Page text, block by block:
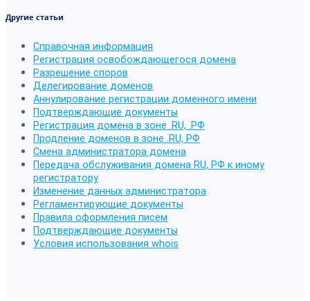
Другие статьи
Справочная информация
Регистрация освобождающегося домена
Разрешение споров
Делегирование доменов
Аннулирование регистрации доменного имени
Подтверждающие документы
Регистрация домена в зоне .RU, .РФ
Продление доменов в зоне .RU, РФ
Смена администратора домена
Передача обслуживания домена RU, РФ к иному
регистратору
Изменение данных администратора
Регламентирующие документы
Правила оформления писем
Подтверждающие документы
Условия использования whois